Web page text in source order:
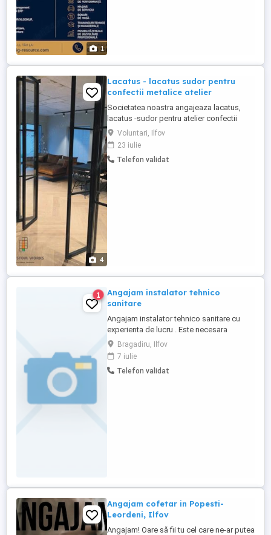
1
4
Lacatus - lacatus sudor pentru
confectii metalice atelier
Societatea noastra angajeaza lacatus,
lacatus -sudor pentru atelier confectii
metalice usoare, usi, mobilier metalic etc.
Atelierul este situat in Voluntari - Ilfov B-dul
Eroilor 4, in incinta Sut Carpati Vechime in
domenie este necesara Pozele sunt
Voluntari, Ilfov
23 iulie
Telefon validat
1
Angajam instalator tehnico
sanitare
Angajam instalator tehnico sanitare cu
experienta de lucru . Este necesara
diploma de calificare profesionala.
Programul de lucru este de la ora ,sediul
companiei fiind in Bragadiru jud.ilfov
lucrarile desfasuradu se atat in Bucuresti
Bragadiru, Ilfov
7 iulie
Telefon validat
Angajam cofetar in Popesti-
Leordeni, Ilfov
Angajam! Oare să fii tu cel care ne-ar putea